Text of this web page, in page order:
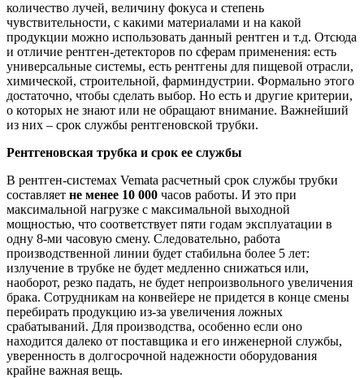
количество лучей, величину фокуса и степень
чувствительности, с какими материалами и на какой
продукции можно использовать данный рентген и т.д. Отсюда
и отличие рентген-детекторов по сферам применения: есть
универсальные системы, есть рентгены для пищевой отрасли,
химической, строительной, фарминдустрии. Формально этого
достаточно, чтобы сделать выбор. Но есть и другие критерии,
о которых не знают или не обращают внимание. Важнейший
из них – срок службы рентгеновской трубки.
Рентгеновская трубка и срок ее службы
В рентген-системах Vemata расчетный срок службы трубки
составляет не менее 10 000 часов работы. И это при
максимальной нагрузке с максимальной выходной
мощностью, что соответствует пяти годам эксплуатации в
одну 8-ми часовую смену. Следовательно, работа
производственной линии будет стабильна более 5 лет:
излучение в трубке не будет медленно снижаться или,
наоборот, резко падать, не будет непроизвольного увеличения
брака. Сотрудникам на конвейере не придется в конце смены
перебирать продукцию из-за увеличения ложных
срабатываний. Для производства, особенно если оно
находится далеко от поставщика и его инженерной службы,
уверенность в долгосрочной надежности оборудования
крайне важная вещь.